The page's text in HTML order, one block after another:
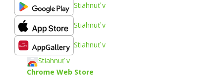
Stiahnuť v
Stiahnuť v
Stiahnuť v
Stiahnuť v
Chrome Web Store